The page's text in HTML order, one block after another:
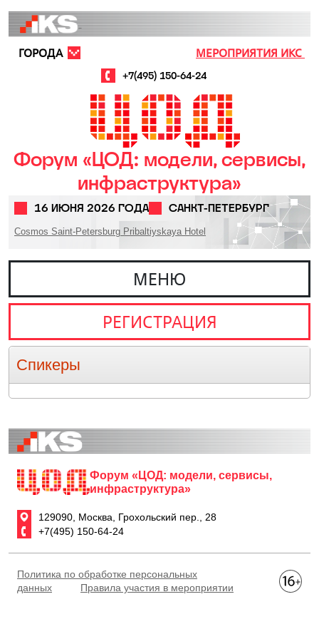
МЕРОПРИЯТИЯ ИКС
+7(495) 150-64-24
ГОРОДА
Форум «ЦОД: модели, сервисы,
инфраструктура»
16 ИЮНЯ 2026 ГОДА САНКТ-ПЕТЕРБУРГ
Cosmos Saint-Petersburg Pribaltiyskaya Hotel
МЕНЮ
РЕГИСТРАЦИЯ
Спикеры
Форум «ЦОД: модели, сервисы,
инфраструктура»
129090, Москва, Грохольский пер., 28
+7(495) 150-64-24
Политика по обработке персональных
данных
Правила участия в мероприятии